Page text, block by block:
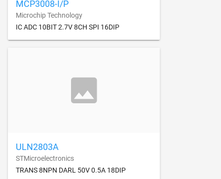
MCP3008-I/P
Microchip Technology
IC ADC 10BIT 2.7V 8CH SPI 16DIP
ULN2803A
STMicroelectronics
TRANS 8NPN DARL 50V 0.5A 18DIP